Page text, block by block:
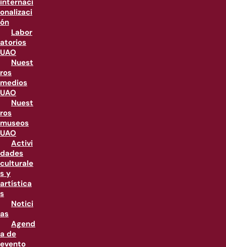
internaci
onalizaci
ón
Labor
atorios
UAO
Nuest
ros
medios
UAO
Nuest
ros
museos
UAO
Activi
dades
culturale
s y
artística
s
Notici
as
Agend
a de
evento